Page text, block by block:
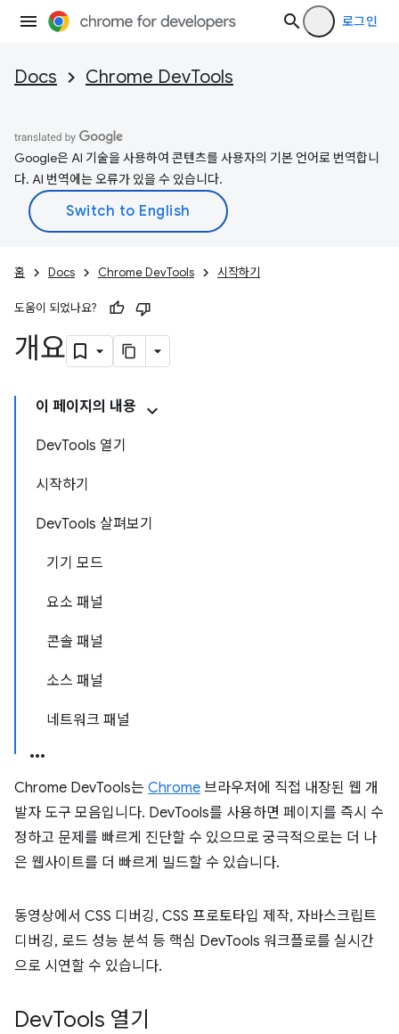
로그인
Docs Chrome DevTools
Google은 AI 기술을 사용하여 콘텐츠를 사용자의 기본 언어로 번역합니
다. AI 번역에는 오류가 있을 수 있습니다.
홈 Docs Chrome DevTools 시작하기
도움이 되었나요?
개요
이 페이지의 내용
DevTools 열기
시작하기
DevTools 살펴보기
기기 모드
요소 패널
콘솔 패널
소스 패널
네트워크 패널
Chrome DevTools는 Chrome 브라우저에 직접 내장된 웹 개
발자 도구 모음입니다. DevTools를 사용하면 페이지를 즉시 수
정하고 문제를 빠르게 진단할 수 있으므로 궁극적으로는 더 나
은 웹사이트를 더 빠르게 빌드할 수 있습니다.
동영상에서 CSS 디버깅, CSS 프로토타입 제작, 자바스크립트
디버깅, 로드 성능 분석 등 핵심 DevTools 워크플로를 실시간
으로 시연할 수 있습니다.
DevTools 열기